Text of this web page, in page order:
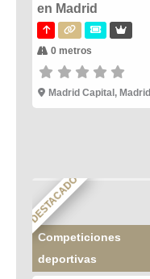
en Madrid
0 metros
Madrid Capital, Madrid
DESTACADO
Competiciones
deportivas